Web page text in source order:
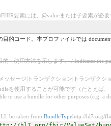
要素には、@valueまたは子要素が必
目的コード。本プロファイルでは document
的 - 使用方法を示します。 / Indicates the
ッセージ|トランザクション|トランザクシ
を使用することが可能です（たとえば
to use a bundle for other purposes (e.g. a
be taken from BundleTypehttp://hl7.org/